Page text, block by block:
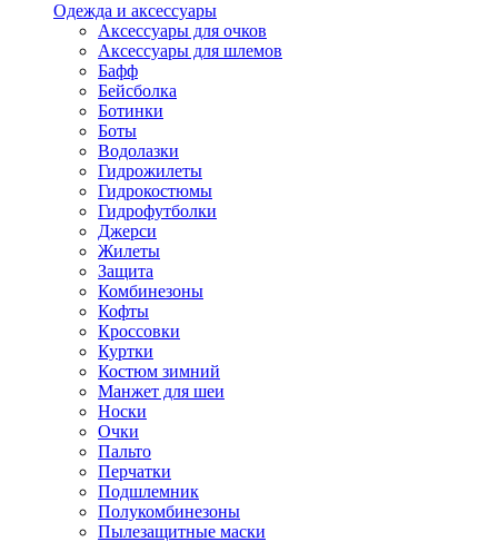
Одежда и аксессуары
Аксессуары для очков
Аксессуары для шлемов
Бафф
Бейсболка
Ботинки
Боты
Водолазки
Гидрожилеты
Гидрокостюмы
Гидрофутболки
Джерси
Жилеты
Защита
Комбинезоны
Кофты
Кроссовки
Куртки
Костюм зимний
Манжет для шеи
Носки
Очки
Пальто
Перчатки
Подшлемник
Полукомбинезоны
Пылезащитные маски